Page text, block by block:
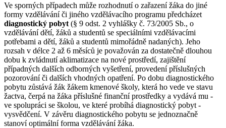
Ve sporných případech může rozhodnutí o zařazení žáka do jiné
formy vzdělávání či jiného vzdělávacího programu předcházet
diagnostický pobyt (§ 9 odst. 2 vyhlášky č. 73/2005 Sb., o
vzdělávání dětí, žáků a studentů se speciálními vzdělávacími
potřebami a dětí, žáků a studentů mimořádně nadaných). Jeho
rozsah v délce 2 až 6 měsíců je považován za dostatečně dlouhou
dobu k zvládnutí aklimatizace na nové prostředí, zajištění
případných dalších odborných vyšetření, provedení příslušných
pozorování či dalších vhodných opatření. Po dobu diagnostického
pobytu zůstává žák žákem kmenové školy, která ho vede ve stavu
žactva, čerpá na žáka příslušné finanční prostředky a vydává mu -
ve spolupráci se školou, ve které probíhá diagnostický pobyt -
vysvědčení. V závěru diagnostického pobytu se jednoznačně
stanoví optimální forma vzdělávání žáka.